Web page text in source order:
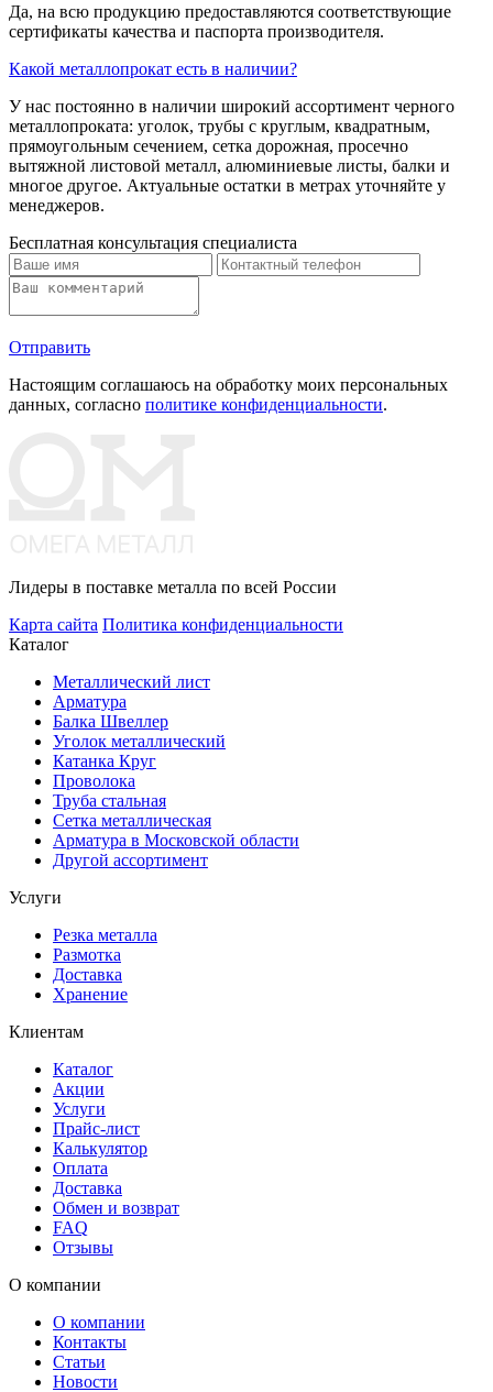
Да, на всю продукцию предоставляются соответствующие
сертификаты качества и паспорта производителя.
Какой металлопрокат есть в наличии?
У нас постоянно в наличии широкий ассортимент черного
металлопроката: уголок, трубы с круглым, квадратным,
прямоугольным сечением, сетка дорожная, просечно
вытяжной листовой металл, алюминиевые листы, балки и
многое другое. Актуальные остатки в метрах уточняйте у
менеджеров.
Бесплатная консультация специалиста
Отправить
Настоящим соглашаюсь на обработку моих персональных
данных, согласно политике конфиденциальности.
Лидеры в поставке металла по всей России
Карта сайта Политика конфиденциальности
Каталог
Металлический лист
Арматура
Балка Швеллер
Уголок металлический
Катанка Круг
Проволока
Труба стальная
Сетка металлическая
Арматура в Московской области
Другой ассортимент
Услуги
Резка металла
Размотка
Доставка
Хранение
Клиентам
Каталог
Акции
Услуги
Прайс-лист
Калькулятор
Оплата
Доставка
Обмен и возврат
FAQ
Отзывы
О компании
О компании
Контакты
Статьи
Новости